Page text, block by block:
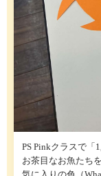
PS Pinkクラスで
お茶目なお魚たち